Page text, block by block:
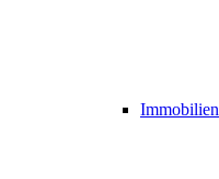
Immobilien